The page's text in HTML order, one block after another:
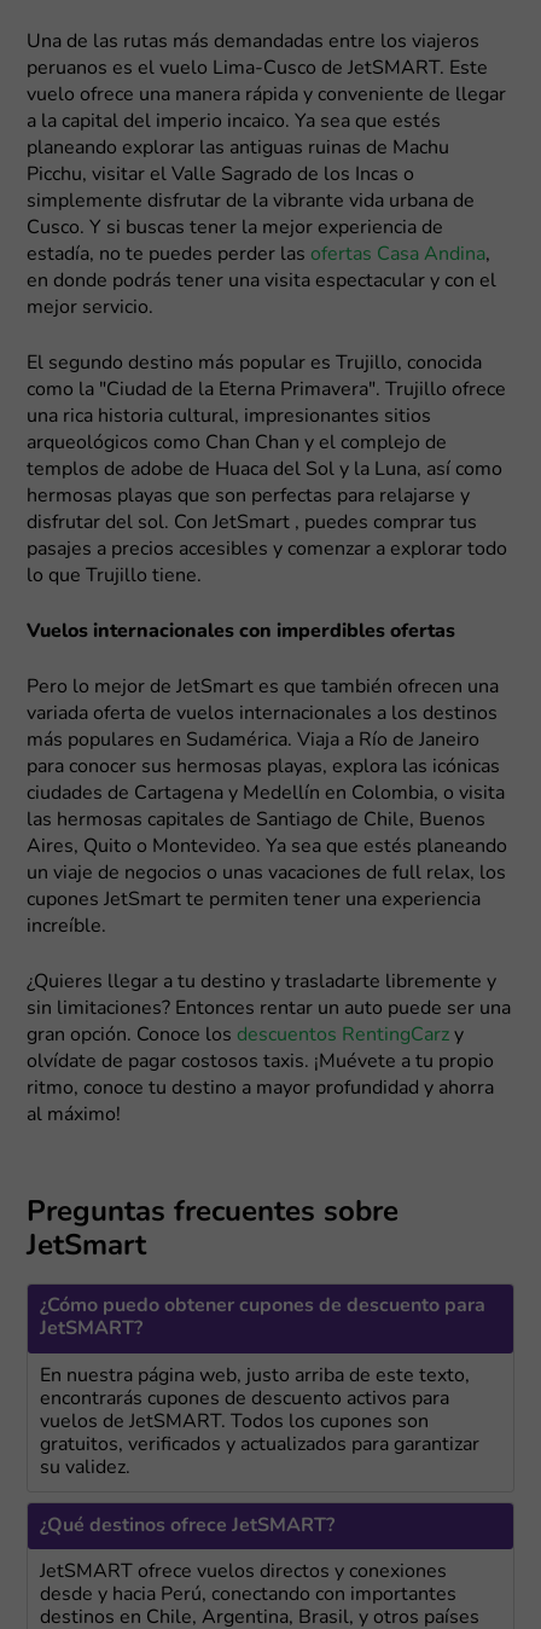
Una de las rutas más demandadas entre los viajeros
peruanos es el vuelo Lima-Cusco de JetSMART. Este
vuelo ofrece una manera rápida y conveniente de llegar
a la capital del imperio incaico. Ya sea que estés
planeando explorar las antiguas ruinas de Machu
Picchu, visitar el Valle Sagrado de los Incas o
simplemente disfrutar de la vibrante vida urbana de
Cusco. Y si buscas tener la mejor experiencia de
estadía, no te puedes perder las ofertas Casa Andina,
en donde podrás tener una visita espectacular y con el
mejor servicio.
El segundo destino más popular es Trujillo, conocida
como la "Ciudad de la Eterna Primavera". Trujillo ofrece
una rica historia cultural, impresionantes sitios
arqueológicos como Chan Chan y el complejo de
templos de adobe de Huaca del Sol y la Luna, así como
hermosas playas que son perfectas para relajarse y
disfrutar del sol. Con JetSmart , puedes comprar tus
pasajes a precios accesibles y comenzar a explorar todo
lo que Trujillo tiene.
Vuelos internacionales con imperdibles ofertas
Pero lo mejor de JetSmart es que también ofrecen una
variada oferta de vuelos internacionales a los destinos
más populares en Sudamérica. Viaja a Río de Janeiro
para conocer sus hermosas playas, explora las icónicas
ciudades de Cartagena y Medellín en Colombia, o visita
las hermosas capitales de Santiago de Chile, Buenos
Aires, Quito o Montevideo. Ya sea que estés planeando
un viaje de negocios o unas vacaciones de full relax, los
cupones JetSmart te permiten tener una experiencia
increíble.
¿Quieres llegar a tu destino y trasladarte libremente y
sin limitaciones? Entonces rentar un auto puede ser una
gran opción. Conoce los descuentos RentingCarz y
olvídate de pagar costosos taxis. ¡Muévete a tu propio
ritmo, conoce tu destino a mayor profundidad y ahorra
al máximo!
Preguntas frecuentes sobre
JetSmart
¿Cómo puedo obtener cupones de descuento para
JetSMART?
En nuestra página web, justo arriba de este texto,
encontrarás cupones de descuento activos para
vuelos de JetSMART. Todos los cupones son
gratuitos, verificados y actualizados para garantizar
su validez.
¿Qué destinos ofrece JetSMART?
JetSMART ofrece vuelos directos y conexiones
desde y hacia Perú, conectando con importantes
destinos en Chile, Argentina, Brasil, y otros países